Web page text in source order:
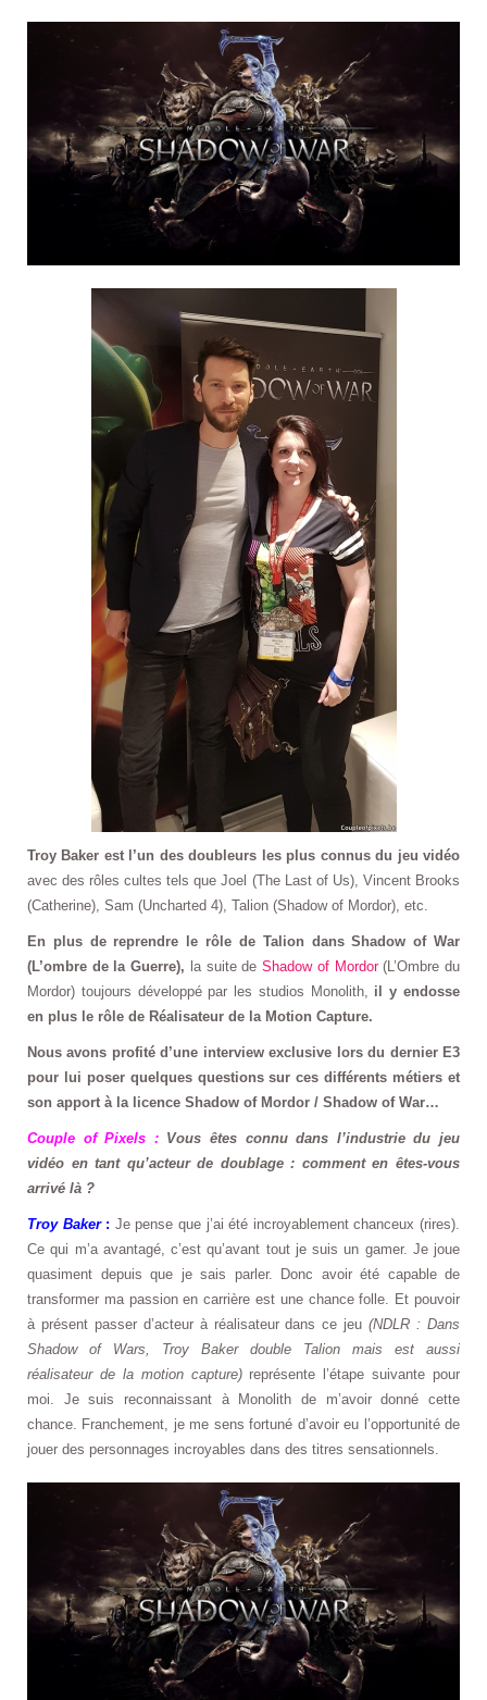
Troy Baker est l’un des doubleurs les plus connus du jeu vidéo
avec des rôles cultes tels que Joel (The Last of Us), Vincent Brooks
(Catherine), Sam (Uncharted 4), Talion (Shadow of Mordor), etc.
En plus de reprendre le rôle de Talion dans Shadow of War
(L’ombre de la Guerre), la suite deShadow of Mordor(L’Ombre du
Mordor) toujours développé par les studios Monolith, il y endosse
en plus le rôle de Réalisateur de la Motion Capture.
Nous avons profité d’une interview exclusive lors du dernier E3
pour lui poser quelques questions sur ces différents métiers et
son apport à la licence Shadow of Mordor / Shadow of War…
Couple of Pixels :Vous êtes connu dans l’industrie du jeu
vidéo en tant qu’acteur de doublage : comment en êtes-vous
arrivé là ?
Troy Baker: Je pense que j’ai été incroyablement chanceux (rires).
Ce qui m’a avantagé, c’est qu’avant tout je suis un gamer. Je joue
quasiment depuis que je sais parler. Donc avoir été capable de
transformer ma passion en carrière est une chance folle. Et pouvoir
à présent passer d’acteur à réalisateur dans ce jeu(NDLR : Dans
Shadow of Wars, Troy Baker double Talion mais est aussi
réalisateur de la motion capture)représente l’étape suivante pour
moi. Je suis reconnaissant à Monolith de m’avoir donné cette
chance. Franchement, je me sens fortuné d’avoir eu l’opportunité de
jouer des personnages incroyables dans des titres sensationnels.